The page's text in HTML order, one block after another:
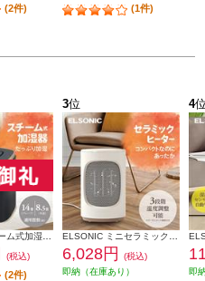
(2件) (1件)
(税込)
(2件)
3位
6,028円
(税込)
即納（在庫あり）
4
即